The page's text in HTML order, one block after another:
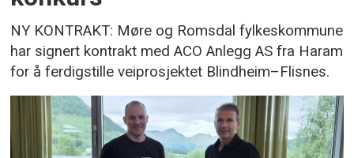
NY KONTRAKT: Møre og Romsdal fylkeskommune
har signert kontrakt med ACO Anlegg AS fra Haram
for å ferdigstille veiprosjektet Blindheim–Flisnes.